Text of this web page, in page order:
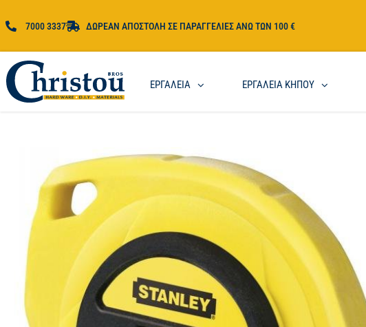
7000 3337 ΔΩΡΕΑΝ ΑΠΟΣΤΟΛΗ ΣΕ ΠΑΡΑΓΓΕΛΙΕΣ ΑΝΩ ΤΩΝ 100 €
ΕΡΓΑΛΕΙΑ ΕΡΓΑΛΕΙΑ ΚΗΠΟΥ